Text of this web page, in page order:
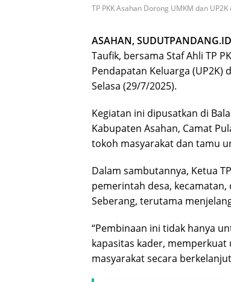
TP PKK Asahan Dorong UMKM dan
ASAHAN,
Taufik, bersama Staf Ahli TP
Pendapatan Keluarga (UP2K)
Selasa (29/7/2025).
Kegiatan ini dipusatkan di
Kabupaten Asahan, Camat
tokoh masyarakat dan tamu
Dalam sambutannya, Ketua
pemerintah desa,
Seberang, terutama
“Pembinaan ini tidak hanya
kapasitas kader,
masyarakat secara